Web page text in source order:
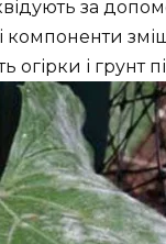
за
компоненти
і грунт